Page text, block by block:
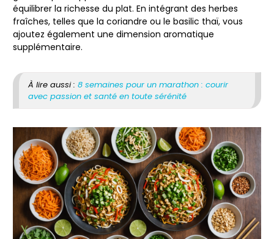
équilibrer la richesse du plat. En intégrant des herbes
fraîches, telles que la coriandre ou le basilic thaï, vous
ajoutez également une dimension aromatique
supplémentaire.
À lire aussi : 8 semaines pour un marathon : courir
avec passion et santé en toute sérénité